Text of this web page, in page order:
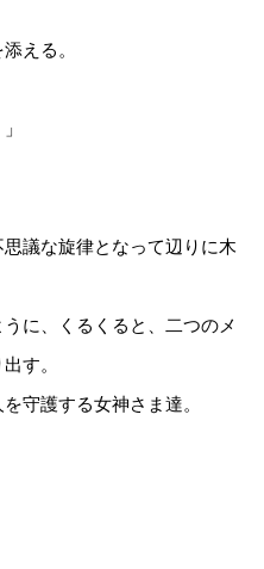
える。
議な旋律となって辺りに木
に、くるくると、二つのメ
す。
守護する女神さま達。